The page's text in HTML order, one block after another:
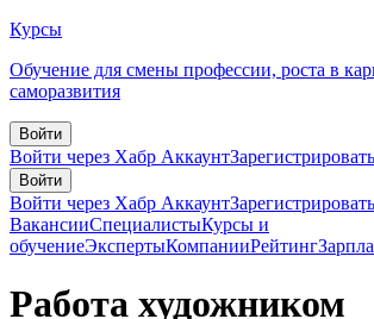
Курсы
Обучение для смены профессии, роста в
саморазвития
Войти
Войти через Хабр Аккаунт
Войти
Войти через Хабр Аккаунт
ВакансииСпециалистыКурсы и
обучениеЭкспертыКомпанииРейтинг
Работа художником